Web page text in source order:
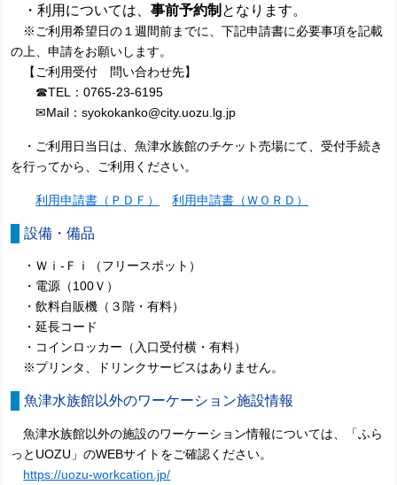
・利用については、事前予約制 となります。
※ご利用希望日の１週間前までに、下記申請書に必要事項を記載
の上、申請をお願いします。
【ご利用受付 問い合わせ先】
☎TEL：0765-23-6195
✉Mail：syokokanko@city.uozu.lg.jp
・ご利用日当日は、魚津水族館のチケット売場にて、受付手続き
を行ってから、ご利用ください。
利用申請書（ＰＤＦ） 利用申請書（ＷＯＲＤ）
設備・備品
・Ｗｉ-Ｆｉ（フリースポット）
・電源（100Ｖ）
・飲料自販機（３階・有料）
・延長コード
・コインロッカー（入口受付横・有料）
※プリンタ、ドリンクサービスはありません。
魚津水族館以外のワーケーション施設情報
魚津水族館以外の施設のワーケーション情報については、「ふら
っとUOZU」のWEBサイトをご確認ください。
https://uozu-workcation.jp/